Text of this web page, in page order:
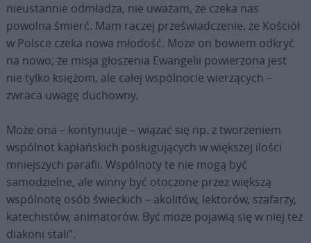
nieustannie odmładza, nie uważam, że czeka nas
powolna śmierć. Mam raczej przeświadczenie, że Kościół
w Polsce czeka nowa młodość. Może on bowiem odkryć
na nowo, że misja głoszenia Ewangelii powierzona jest
nie tylko księżom, ale całej wspólnocie wierzących –
zwraca uwagę duchowny.
Może ona – kontynuuje – wiązać się np. z tworzeniem
wspólnot kapłańskich posługujących w większej ilości
mniejszych parafii. Wspólnoty te nie mogą być
samodzielne, ale winny być otoczone przez większą
wspólnotę osób świeckich – akolitów, lektorów, szafarzy,
katechistów, animatorów. Być może pojawią się w niej też
diakoni stali”.